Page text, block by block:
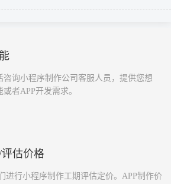
咨询小程序制作公司客服人员，提供您想
者APP开发需求。
估价格
进行小程序制作工期评估定价。APP制作价